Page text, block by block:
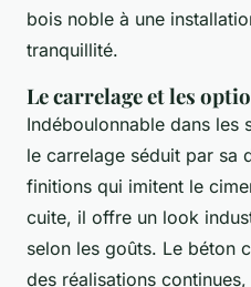
bois noble à une
tranquillité.
Le carrelage et les
Indéboulonnable dans les
le carrelage séduit par sa
finitions qui imitent le
cuite, il offre un look
selon les goûts. Le béton
des réalisations